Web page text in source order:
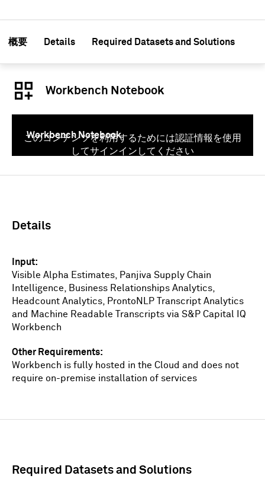
概要 Details Required Datasets and Solutions
Workbench Notebook
Workbench Notebook
このコンテンツを利用するためには認証情報を使用
してサインインしてください
Details
Input
Visible Alpha Estimates, Panjiva Supply Chain
Intelligence, Business Relationships Analytics,
Headcount Analytics, ProntoNLP Transcript Analytics
and Machine Readable Transcripts via S&P Capital IQ
Workbench
Other Requirements
Workbench is fully hosted in the Cloud and does not
require on-premise installation of services
Required Datasets and Solutions